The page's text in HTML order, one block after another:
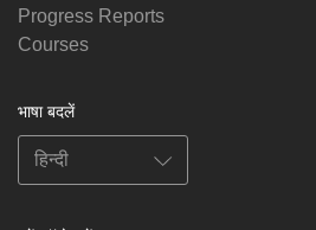
Progress Reports
Courses
भाषा बदलें